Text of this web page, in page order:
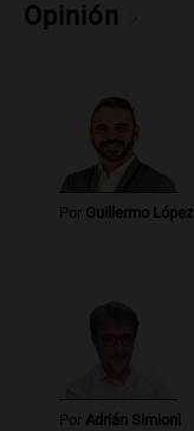
Opinión
Por Guillermo López
Por Adrián Simioni